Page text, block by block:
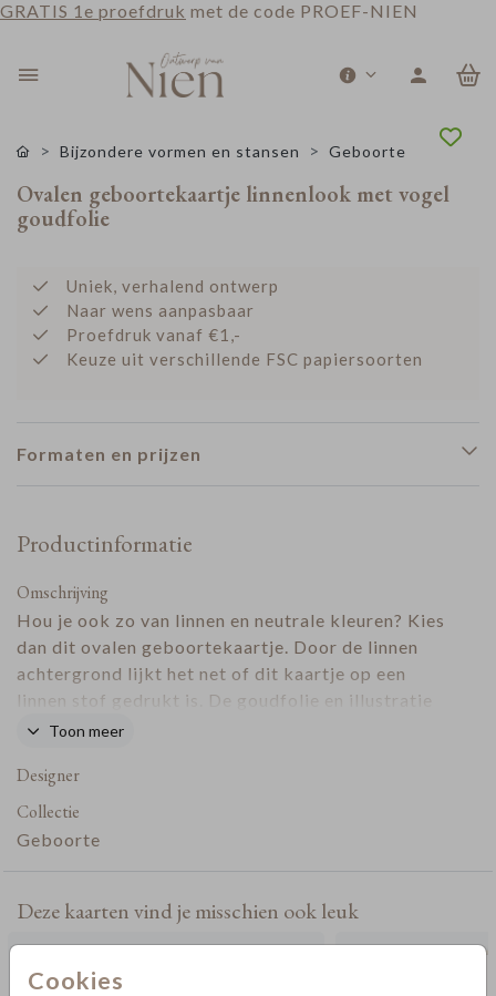
GRATIS 1e proefdruk met de code PROEF-NIEN
Cookies
Bijzondere vormen en stansen Geboorte
Ovalen geboortekaartje linnenlook met vogel
goudfolie
Uniek, verhalend ontwerp
Naar wens aanpasbaar
Proefdruk vanaf €1,-
Keuze uit verschillende FSC papiersoorten
Formaten en prijzen
Productinformatie
Omschrijving
Hou je ook zo van linnen en neutrale kleuren? Kies
dan dit ovalen geboortekaartje. Door de linnen
achtergrond lijkt het net of dit kaartje op een
linnen stof gedrukt is. De goudfolie en illustratie
van een vogel maken dit kaartje uniek.
Toon meer
Designer
Collectie
Geboorte
Deze kaarten vind je misschien ook leuk